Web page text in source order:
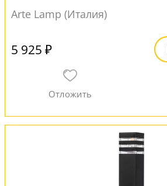
Arte Lamp (Италия)
5 925 ₽